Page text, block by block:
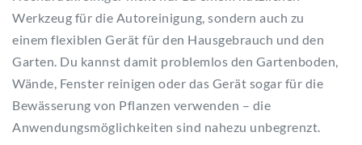
Werkzeug für die Autoreinigung, sondern auch zu
einem flexiblen Gerät für den Hausgebrauch und den
Garten. Du kannst damit problemlos den Gartenboden,
Wände, Fenster reinigen oder das Gerät sogar für die
Bewässerung von Pflanzen verwenden – die
Anwendungsmöglichkeiten sind nahezu unbegrenzt.